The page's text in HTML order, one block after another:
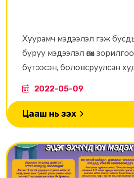
Хуурамч мэдээлэл гэж бусдыг
буруу мэдээлэл өгөх
бүтээсэн, боловсруулсан
мэдээлэл, зураг, видеог
мэдээ, мэдээллийг мушгин,
мэтээр ойлгуулах нь
төрөлд багтдаг.
2022-05-09
Цааш нь үзэх